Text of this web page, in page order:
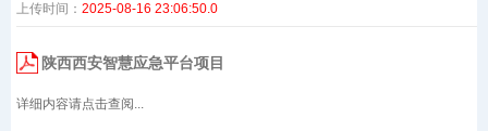
上传时间： 2025-08-16 23:06:50.0
陕西西安智慧应急平台项目
详细内容请点击查阅...